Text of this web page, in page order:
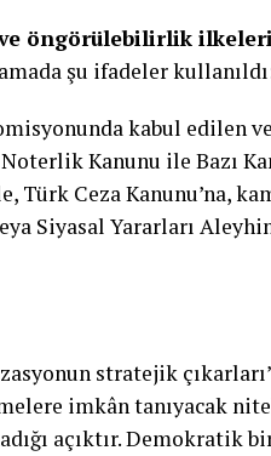
ve öngörülebilirlik
şu ifadeler
kabul edilen
Kanunu ile Bazı
Ceza Kanunu’na,
Siyasal Yararları
stratejik
imkân tanıyacak
açıktır. Demokratik